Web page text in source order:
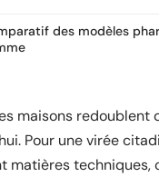
des modèles
maisons
Pour une virée
matières